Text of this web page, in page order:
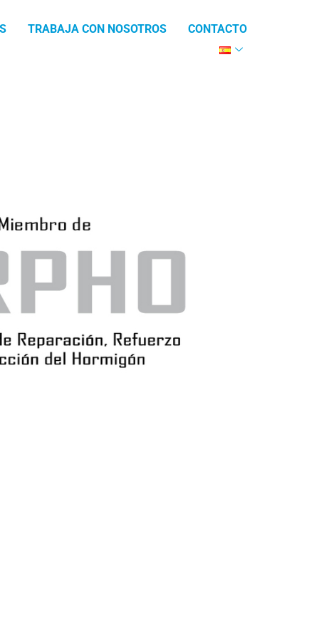
TRABAJA CON NOSOTROS CONTACTO